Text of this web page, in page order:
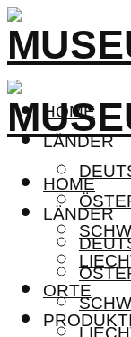
HOME
LÄNDER
ORTE
HOME
LÄNDER